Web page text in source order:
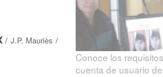
/ J.P. Mauriès /
Conoce los
cuenta de usuario